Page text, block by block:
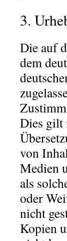
3.
Die auf
dem
Dies gilt
von
Medien
als
oder
nicht
Kopien